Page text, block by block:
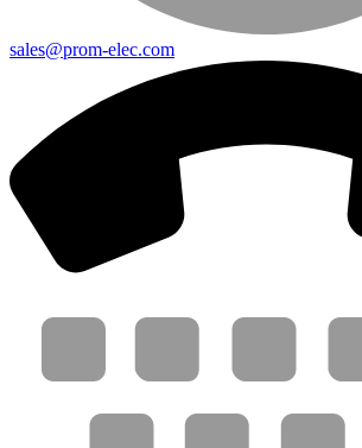
sales@prom-elec.com